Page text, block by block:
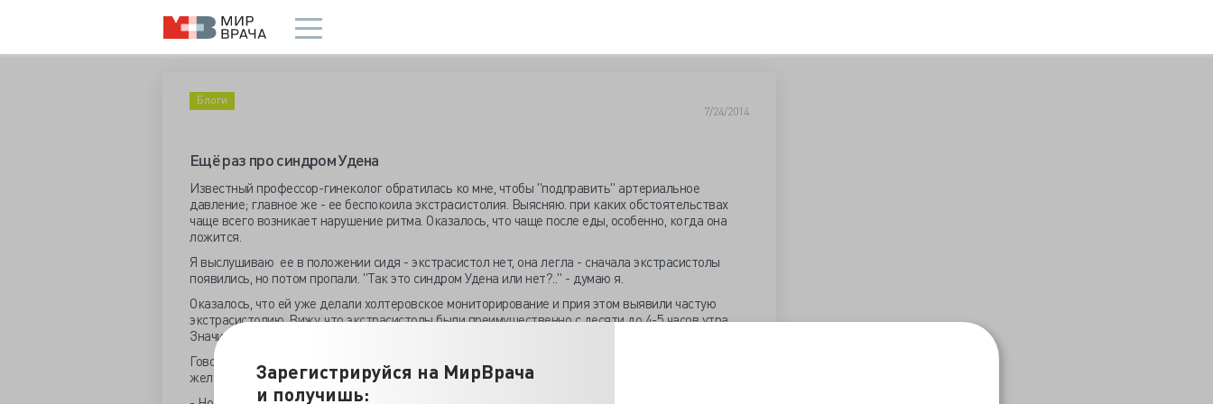
Зарегистрируйся на МирВрача
и получишь:
Блоги
7/24/2014
Ещё раз про синдром Удена
Известный профессор-гинеколог обратилась ко мне, чтобы "подправить" артериальное
давление; главное же - ее беспокоила экстрасистолия. Выясняю. при каких обстоятельствах
чаще всего возникает нарушение ритма. Оказалось, что чаще после еды, особенно, когда она
ложится.
Я выслушиваю ее в положении сидя - экстрасистол нет, она легла - сначала экстрасистолы
появились, но потом пропали. "Так это синдром Удена или нет?.." - думаю я.
Оказалось, что ей уже делали холтеровское мониторирование и прия этом выявили частую
экстрасистолию. Вижу, что экстрасистолы были преимущественно с десяти до 4-5 часов утра.
Значит все-таки, скорее всего синдром Удена...
Говорю ей, что надо делать гастроскопию, так как причина экстрасистолы не в сердце, а в
желудке или пищеводе.